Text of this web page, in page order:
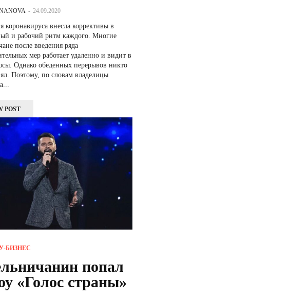
- 24.09.2020
коронавируса внесла коррективы в
и рабочий ритм каждого. Многие
после введения ряда
мер работает удаленно и видит в
Однако обеденных перерывов никто
Поэтому, по словам владелицы
POST
БИЗНЕС
попал
«Голос страны»